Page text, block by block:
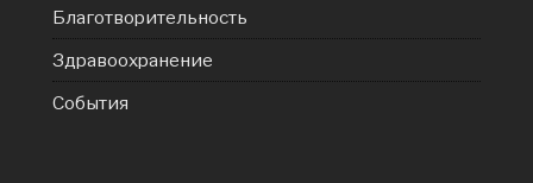
Благотворительность
Здравоохранение
События